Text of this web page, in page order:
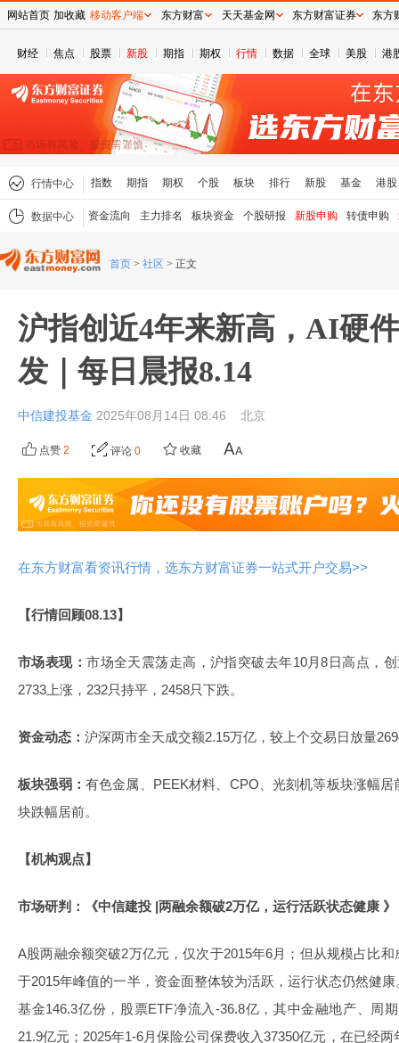
财经 焦点 股票 新股 期指 期权 行情 数据 全球 美股 港
行情中心 指数 期指 期权 个股 板块 排行 新股 基金 港股
数据中心 资金流向 主力排名 板块资金 个股研报 新股申购 转债申购
首页 > 社区 > 正文
沪指创近4年来新高，AI硬
发｜每日晨报8.14
中信建投基金 2025年08月14日 08:46 北京
点赞 2 评论 0 收藏
在东方财富看资讯行情，选东方财富证券一站式开户交易>>
【行情回顾08.13】
市场表现：市场全天震荡走高，沪指突破去年10月8日高点，
2733上涨，232只持平，2458只下跌。
资金动态： 沪深两市全天成交额2.15万亿，较上个交易日放量
板块强弱： 有色金属、PEEK材料、CPO、光刻机等板块涨幅
块跌幅居前。
【机构观点】
市场研判：《中信建投 |两融余额破2万亿，运行活跃状态健康 》
A股两融余额突破2万亿元，仅次于2015年6月；但从规模占比
于2015年峰值的一半，资金面整体较为活跃，运行状态仍然健
基金146.3亿份，股票ETF净流入-36.8亿，其中金融地产、周
21.9亿元；2025年1-6月保险公司保费收入37350亿元，在已经
网站首页 加收藏 移动客户端 东方财富 天天基金网 东方财富证券 东方